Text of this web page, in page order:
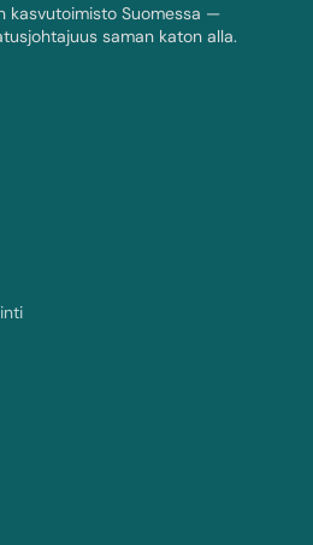
kasvutoimisto Suomessa —
saman katon alla.